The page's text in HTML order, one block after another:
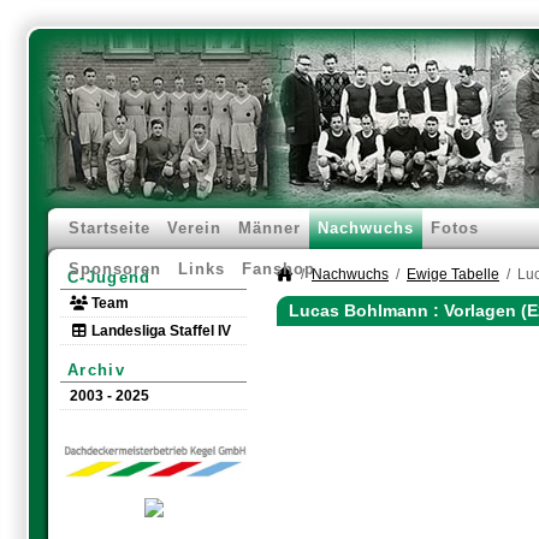
Startseite Verein Männer Nachwuchs Fotos
Sponsoren Links Fanshop
C-Jugend
Team
Landesliga Staffel IV
Archiv
2003 - 2025
Nachwuchs Ewige Tabelle
Lucas Bohlmann : Vorlagen